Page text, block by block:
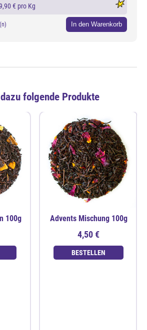
€ pro Kg
In den Warenkorb
folgende Produkte
100g Advents Mischung 100g
4,50 €
BESTELLEN